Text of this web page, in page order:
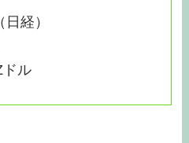
経）
ル